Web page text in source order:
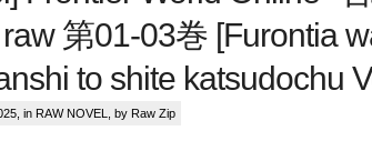
raw 第01-03巻 [Furontia
to shite katsudochu
in RAW NOVEL , by Raw Zip